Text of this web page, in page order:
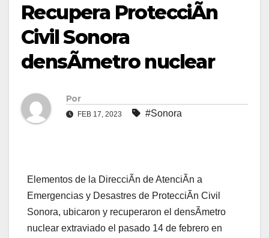
Recupera ProtecciÃn
Civil Sonora
densÃmetro nuclear
Por
FEB 17, 2023 #Sonora
Elementos de la DirecciÃn de AtenciÃn a
Emergencias y Desastres de ProtecciÃn Civil
Sonora, ubicaron y recuperaron el densÃmetro
nuclear extraviado el pasado 14 de febrero en